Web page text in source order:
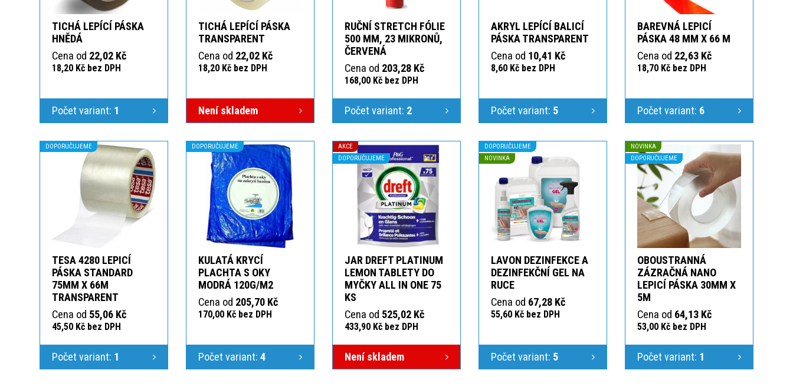
TICHÁ LEPÍCÍ PÁSKA
HNĚDÁ
Cena od 22,02 Kč
18,20 Kč bez DPH
Počet variant: 1
TICHÁ LEPÍCÍ PÁSKA
TRANSPARENT
Cena od 22,02 Kč
18,20 Kč bez DPH
Není skladem
RUČNÍ STRETCH FÓLIE
500 MM, 23 MIKRONŮ,
ČERVENÁ
Cena od 203,28 Kč
168,00 Kč bez DPH
Počet variant: 2
AKRYL LEPÍCÍ BALICÍ
PÁSKA TRANSPARENT
Cena od 10,41 Kč
8,60 Kč bez DPH
Počet variant: 5
BAREVNÁ LEPICÍ
PÁSKA 48 MM X 66 M
Cena od 22,63 Kč
18,70 Kč bez DPH
Počet variant: 6
DOPORUČUJEME
TESA 4280 LEPICÍ
PÁSKA STANDARD
75MM X 66M
TRANSPARENT
Cena od 55,06 Kč
45,50 Kč bez DPH
Počet variant: 1
DOPORUČUJEME
KULATÁ KRYCÍ
PLACHTA S OKY
MODRÁ 120G/M2
Cena od 205,70 Kč
170,00 Kč bez DPH
Počet variant: 4
AKCE
DOPORUČUJEME
JAR DREFT PLATINUM
LEMON TABLETY DO
MYČKY ALL IN ONE 75
KS
Cena od 525,02 Kč
433,90 Kč bez DPH
Není skladem
DOPORUČUJEME
NOVINKA
LAVON DEZINFEKCE A
DEZINFEKČNÍ GEL NA
RUCE
Cena od 67,28 Kč
55,60 Kč bez DPH
Počet variant: 5
NOVINKA
DOPORUČUJEME
OBOUSTRANNÁ
ZÁZRAČNÁ NANO
LEPICÍ PÁSKA 30MM X
5M
Cena od 64,13 Kč
53,00 Kč bez DPH
Počet variant: 1